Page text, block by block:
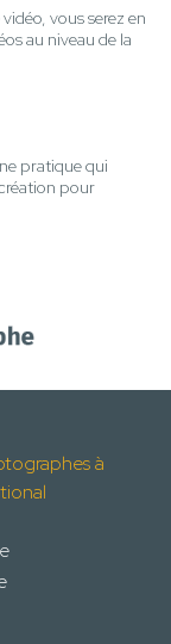
vous serez en
au niveau de la
pratique qui
pour
à